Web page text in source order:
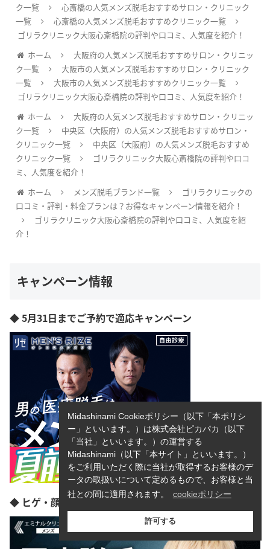
ク一覧
心斎橋の人気メンズ脱毛おすすめサロン・クリニック
一覧
心斎橋の人気メンズ脱毛おすすめクリニック一覧
ゴリラクリニック大阪心斎橋院の評判や口コミ、人気度を紹介！
ホーム
大阪府の人気メンズ脱毛おすすめサロン・クリニッ
ク一覧
大阪市の人気メンズ脱毛おすすめサロン・クリニック
一覧
大阪市の人気メンズ脱毛おすすめクリニック一覧
ゴリラクリニック大阪心斎橋院の評判や口コミ、人気度を紹介！
ホーム
大阪府の人気メンズ脱毛おすすめサロン・クリニッ
ク一覧
中央区（大阪府）の人気メンズ脱毛おすすめサロン・
クリニック一覧
中央区（大阪府）の人気メンズ脱毛おすすめ
クリニック一覧
ゴリラクリニック大阪心斎橋院の評判や口コ
ミ、人気度を紹介！
ホーム
メンズ脱毛ブランド一覧
ゴリラクリニックの
口コミ・評判・料金プランは？お得なキャンペーン情報を紹介！
ゴリラクリニック大阪心斎橋院の評判や口コミ、人気度を紹
介！
キャンペーン情報
◆ 5月31日までご予約で適応キャンペーン
◆ ヒゲ・顔脱毛選べる3部位3回
Midashinami Cookieポリシー（以下「本ポリシ
ー」といいます。）は株式会社ピカパカ（以下
「当社」といいます。）の運営する
Midashinami（以下「本サイト」といいます。）
をご利用いただく際に当社が取得するお客様のデ
ータの取扱いについて定めるもので、お客様と当
社との間に適用されます。
cookieポリシー
許可する